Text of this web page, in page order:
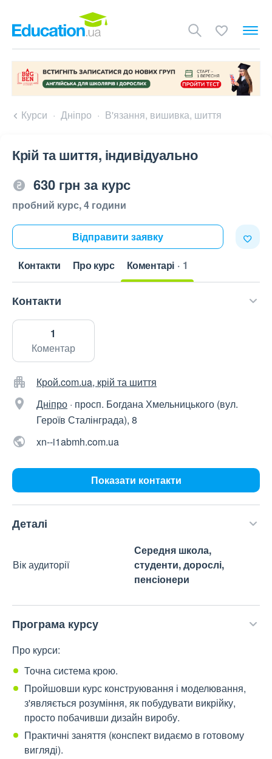
Курси Дніпро В'язання, вишивка, шиття
Крій та шиття, індивідуально
630 грн за курс
пробний курс, 4 години
Відправити заявку
Контакти Про курс Коментарі 1
Контакти
1
Коментар
Крой.com.ua, крій та шиття
Дніпро · просп. Богдана Хмельницького (вул.
Героїв Сталінграда), 8
xn--i1abmh.com.ua
Показати контакти
Деталі
Вік аудиторії
Середня школа,
студенти, дорослі,
пенсіонери
Програма курсу
Про курси:
Точна система крою.
Пройшовши курс конструювання і моделювання,
з'являється розуміння, як побудувати викрійку,
просто побачивши дизайн виробу.
Практичні заняття (конспект видаємо в готовому
вигляді).